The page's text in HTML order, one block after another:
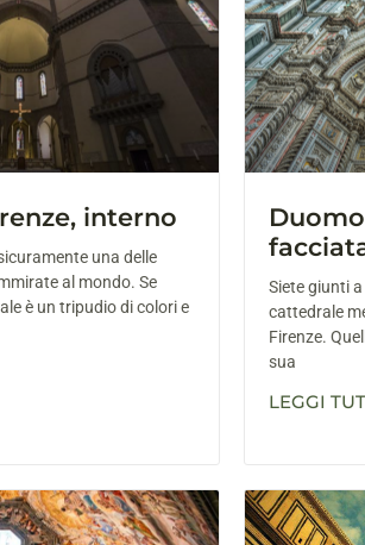
interno
una delle
al mondo. Se
è un tripudio di colori e
Siete giunti
cattedrale
Firenze.
sua
LEGGI